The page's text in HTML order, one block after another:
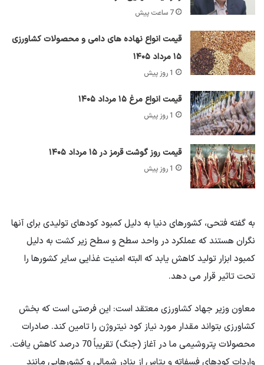
7 ساعت پیش
قیمت انواع نهاده های دامی و محصولات کشاورزی
۱۵ مرداد ۱۴۰۵
1 روز پیش
قیمت انواع مرغ ۱۵ مرداد ۱۴۰۵
1 روز پیش
قیمت روز گوشت قرمز در ۱۵ مرداد ۱۴۰۵
1 روز پیش
به گفته فتحی، کشورهای دنیا به دلیل کمبود کودهای تولیدی برای آنها
نگران هستند که عملکرد در واحد سطح و سطح زیر کشت به دلیل
کمبود ابزار تولید کاهش یابد که البته امنیت غذایی سایر کشورها را
تحت تاثیر قرار می دهد.
معاون وزیر جهاد کشاورزی معتقد است: این فرصتی است که بخش
کشاورزی بتواند مقدار مورد نیاز کود نیتروژن را تامین کند. صادرات
محصولات پتروشیمی ما در آغاز (جنگ) تقریباً 70 درصد کاهش یافت.